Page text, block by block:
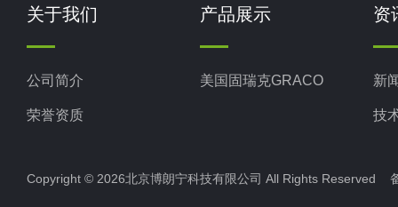
关于我们
公司简介
荣誉资质
产品展示
美国固瑞克GRACO
资
新
技
Copyright © 2026北京博朗宁科技有限公司 All Rights Reserved